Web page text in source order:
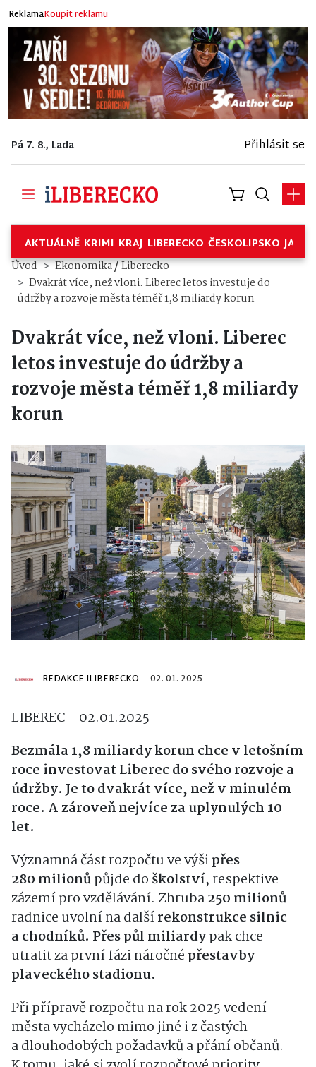
ReklamaKoupit reklamu
Pá 7. 8., Lada Přihlásit se
AKTUÁLNĚ KRIMI KRAJ LIBERECKO ČESKOLIPSKO
Úvod Ekonomika/Liberecko
Dvakrát více, než vloni. Liberec letos investuje do
údržby a rozvoje města téměř 1,8 miliardy korun
Dvakrát více, než vloni. Liberec
letos investuje do údržby a
rozvoje města téměř 1,8 miliardy
korun
REDAKCE ILIBERECKO 02. 01. 2025
LIBEREC - 02.01.2025
Bezmála 1,8 miliardy korun chce v letošním
roce investovat Liberec do svého rozvoje a
údržby. Je to dvakrát více, než v minulém
roce. A zároveň nejvíce za uplynulých 10
let.
Významná část rozpočtu ve výšipřes
280 milionůpůjde do školství, respektive
zázemí pro vzdělávání. Zhruba250 milionů
radnice uvolní na dalšírekonstrukce silnic
a chodníků. Přes půl miliardypak chce
utratit za první fázi náročné přestavby
plaveckého stadionu.
Při přípravě rozpočtu na rok 2025 vedení
města vycházelo mimo jiné i z častých
a dlouhodobých požadavků a přání občanů.